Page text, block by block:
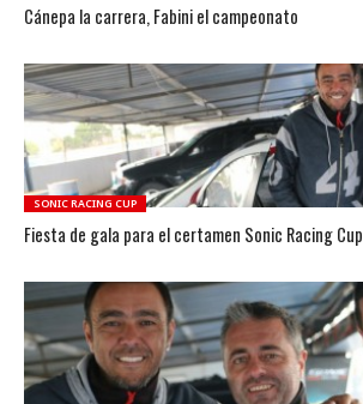
Cánepa la carrera, Fabini el campeonato
SONIC RACING CUP
Fiesta de gala para el certamen Sonic Racing Cup